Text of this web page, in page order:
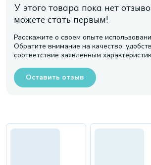
У этого товара пока нет
можете стать первым!
Расскажите о своем опыте
Обратите внимание на качество,
соответствие заявленным
Оставить отзыв